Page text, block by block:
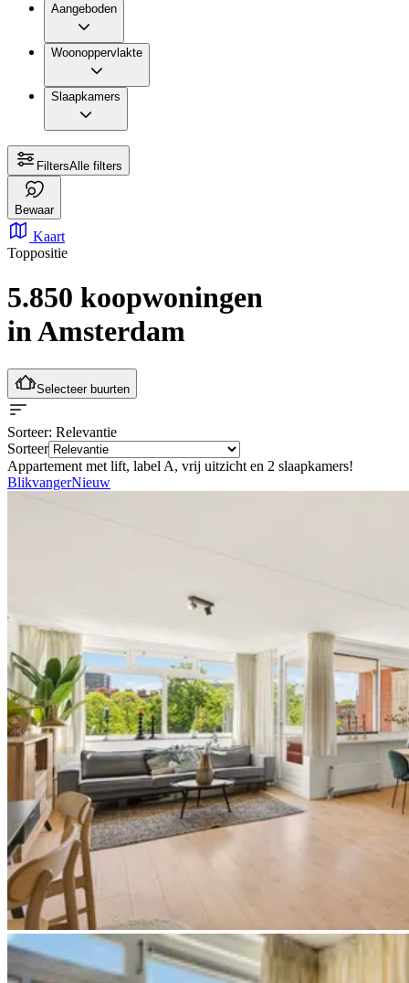
Aangeboden
Woonoppervlakte
Slaapkamers
FiltersAlle filters
Bewaar
Kaart
Toppositie
5.850 koopwoningen
in Amsterdam
Selecteer buurten
Sorteer: Relevantie
Sorteer
Appartement met lift, label A, vrij uitzicht en 2 slaapkamers!
BlikvangerNieuw